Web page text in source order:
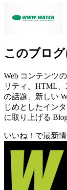
このブロ
Web コンテンツ
リティ、HTML、
の話題、新しい
じめとしたイン
に取り上げる
いいね！で最新